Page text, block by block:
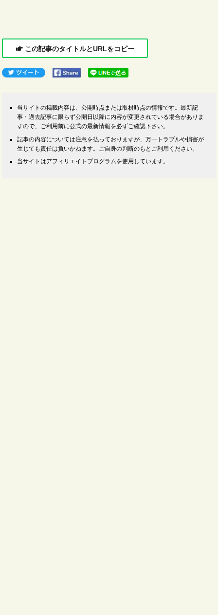
この記事のタイトルとURLをコピー
当サイトの掲載内容は、公開時点または取材時点の情報です。最新記
事・過去記事に限らず公開日以降に内容が変更されている場合がありま
すので、ご利用前に公式の最新情報を必ずご確認下さい。
記事の内容については注意を払っておりますが、万一トラブルや損害が
生じても責任は負いかねます。ご自身の判断のもとご利用ください。
当サイトはアフィリエイトプログラムを使用しています。